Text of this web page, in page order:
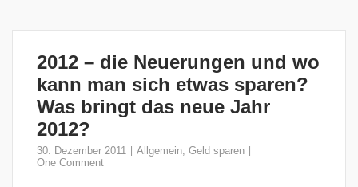
2012 – die Neuerungen und wo
kann man sich etwas sparen?
Was bringt das neue Jahr
2012?
30. Dezember 2011 Allgemein, Geld sparen
One Comment